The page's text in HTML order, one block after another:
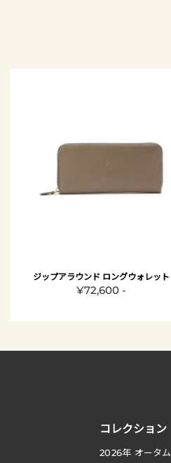
ジップアラウンド ロングウォレット
¥72,600 -
コレクション
2026年 オータム